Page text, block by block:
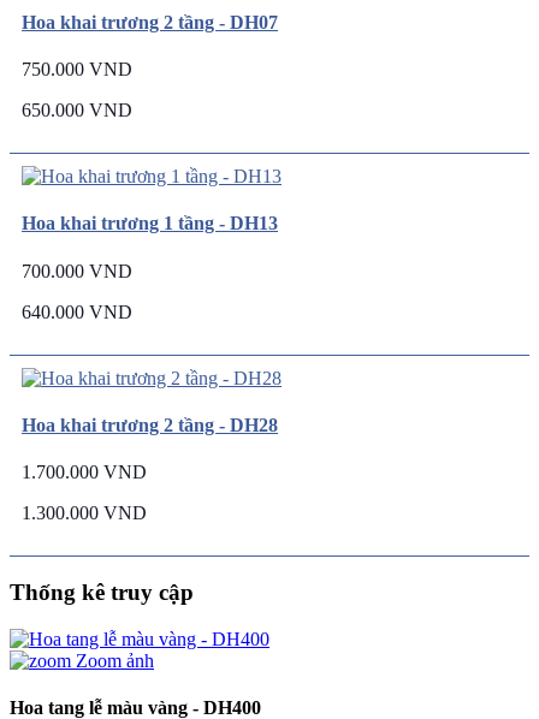
Hoa khai trương 2 tầng - DH07
750.000 VND
650.000 VND
Hoa khai trương 1 tầng - DH13
700.000 VND
640.000 VND
Hoa khai trương 2 tầng - DH28
1.700.000 VND
1.300.000 VND
Thống kê truy cập
Zoom ảnh
Hoa tang lễ màu vàng - DH400